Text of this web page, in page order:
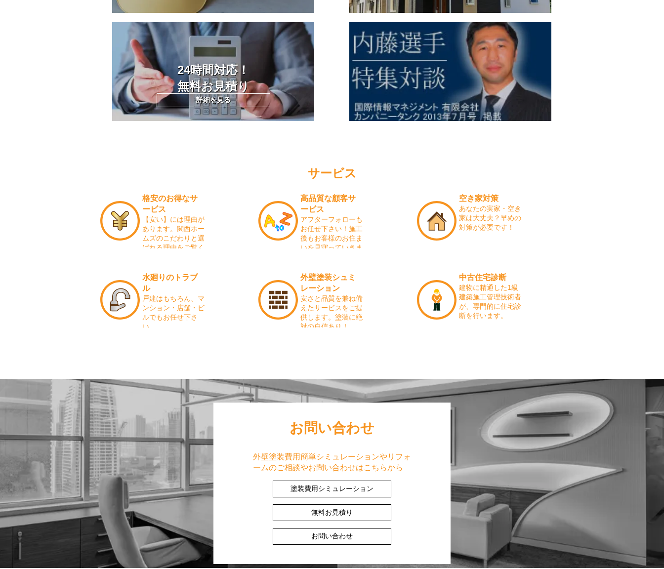
24時間対応！
無料お見積り
詳細を見る
サービス
格安のお得なサ
ービス
【安い】には理由が
あります。関西ホー
ムズのこだわりと選
ばれる理由をご覧く
高品質な顧客サ
ービス
アフターフォローも
お任せ下さい！施工
後もお客様のお住ま
いを見守っていきま
空き家対策
あなたの実家・空き
家は大丈夫？早めの
対策が必要です！
水廻りのトラブ
ル
戸建はもちろん、マ
ンション・店舗・ビ
ルでもお任せ下さ
い。
外壁塗装シュミ
レーション
安さと品質を兼ね備
えたサービスをご提
供します。塗装に絶
対の自信あり！
中古住宅診断
建物に精通した1級
建築施工管理技術者
が、専門的に住宅診
断を行います。
お問い合わせ
外壁塗装費用簡単シミュレーションやリフォ
ームのご相談やお問い合わせはこちらから
塗装費用シミュレーション
無料お見積り
お問い合わせ